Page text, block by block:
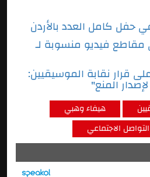
حفل كامل العدد بالأردن
فيديو منسوبة لـ
قرار نقابة الموسيقيين:
المنع"
هيفاء وهبي
الاجتماعي